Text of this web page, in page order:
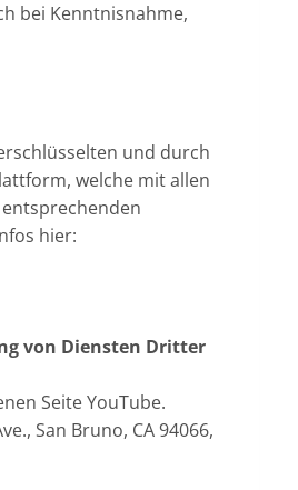
bei Kenntnisnahme,
und durch
welche mit allen
hier:
von Diensten Dritter
Seite YouTube.
San Bruno, CA 94066,